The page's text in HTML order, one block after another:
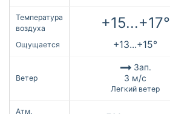
Температура
воздуха
+15...+17°
Ощущается +13...+15°
Ветер
Зап.
3 м/с
Легкий ветер
Атм.